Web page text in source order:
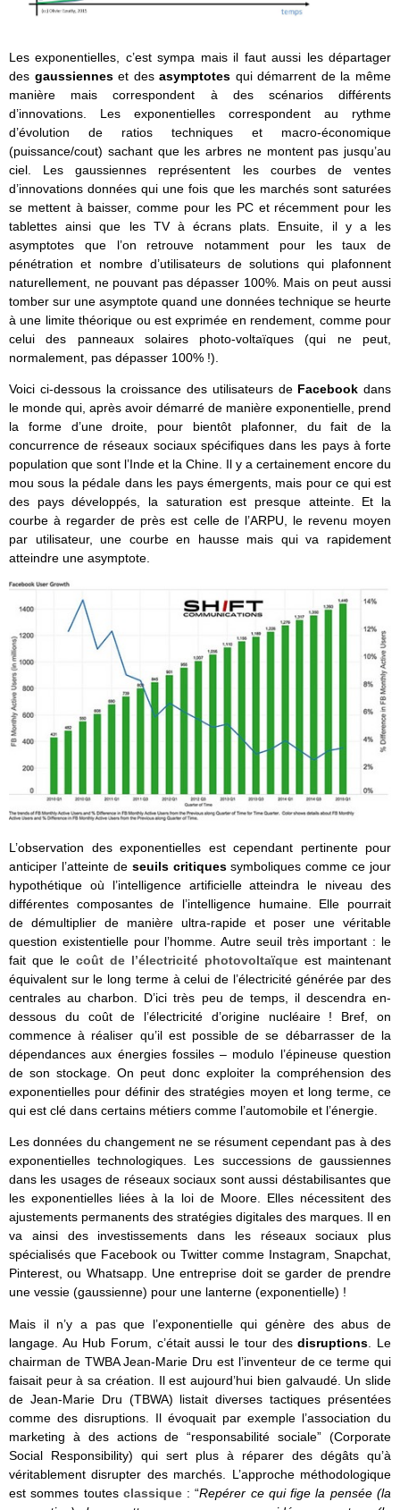
Les exponentielles, c’est sympa mais il faut aussi les départager
des gaussienneset desasymptotes qui démarrent de la même
manière mais correspondent à des scénarios différents
d’innovations. Les exponentielles correspondent au rythme
d’évolution de ratios techniques et macro-économique
(puissance/cout) sachant que les arbres ne montent pas jusqu’au
ciel. Les gaussiennes représentent les courbes de ventes
d’innovations données qui une fois que les marchés sont saturées
se mettent à baisser, comme pour les PC et récemment pour les
tablettes ainsi que les TV à écrans plats. Ensuite, il y a les
asymptotes que l’on retrouve notamment pour les taux de
pénétration et nombre d’utilisateurs de solutions qui plafonnent
naturellement, ne pouvant pas dépasser 100%. Mais on peut aussi
tomber sur une asymptote quand une données technique se heurte
à une limite théorique ou est exprimée en rendement, comme pour
celui des panneaux solaires photo-voltaïques (qui ne peut,
normalement, pas dépasser 100% !).
Voici ci-dessous la croissance des utilisateurs de Facebook dans
le monde qui, après avoir démarré de manière exponentielle, prend
la forme d’une droite, pour bientôt plafonner, du fait de la
concurrence de réseaux sociaux spécifiques dans les pays à forte
population que sont l’Inde et la Chine. Il y a certainement encore du
mou sous la pédale dans les pays émergents, mais pour ce qui est
des pays développés, la saturation est presque atteinte. Et la
courbe à regarder de près est celle de l’ARPU, le revenu moyen
par utilisateur, une courbe en hausse mais qui va rapidement
atteindre une asymptote.
L’observation des exponentielles est cependant pertinente pour
anticiper l’atteinte de seuils critiquessymboliques comme ce jour
hypothétique où l’intelligence artificielle atteindra le niveau des
différentes composantes de l’intelligence humaine. Elle pourrait
de démultiplier de manière ultra-rapide et poser une véritable
question existentielle pour l’homme. Autre seuil très important : le
fait que le coût de l’électricité photovoltaïque est maintenant
équivalent sur le long terme à celui de l’électricité générée par des
centrales au charbon. D’ici très peu de temps, il descendra en-
dessous du coût de l’électricité d’origine nucléaire ! Bref, on
commence à réaliser qu’il est possible de se débarrasser de la
dépendances aux énergies fossiles – modulo l’épineuse question
de son stockage. On peut donc exploiter la compréhension des
exponentielles pour définir des stratégies moyen et long terme, ce
qui est clé dans certains métiers comme l’automobile et l’énergie.
Les données du changement ne se résument cependant pas à des
exponentielles technologiques. Les successions de gaussiennes
dans les usages de réseaux sociaux sont aussi déstabilisantes que
les exponentielles liées à la loi de Moore. Elles nécessitent des
ajustements permanents des stratégies digitales des marques. Il en
va ainsi des investissements dans les réseaux sociaux plus
spécialisés que Facebook ou Twitter comme Instagram, Snapchat,
Pinterest, ou Whatsapp. Une entreprise doit se garder de prendre
une vessie (gaussienne) pour une lanterne (exponentielle) !
Mais il n’y a pas que l’exponentielle qui génère des abus de
langage. Au Hub Forum, c’était aussi le tour desdisruptions . Le
chairman de TWBA Jean-Marie Dru est l’inventeur de ce terme qui
faisait peur à sa création. Il est aujourd’hui bien galvaudé. Un slide
de Jean-Marie Dru (TBWA) listait diverses tactiques présentées
comme des disruptions. Il évoquait par exemple l’association du
marketing à des actions de “responsabilité sociale” (Corporate
Social Responsibility) qui sert plus à réparer des dégâts qu’à
véritablement disrupter des marchés. L’approche méthodologique
est sommes toutes classique: “Repérer ce qui fige la pensée (la